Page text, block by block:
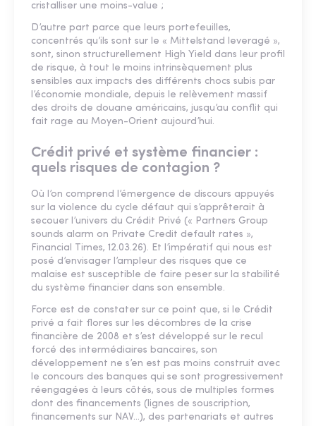
cristalliser une moins-value ;
D’autre part parce que leurs portefeuilles,
concentrés qu’ils sont sur le « Mittelstand leveragé »,
sont, sinon structurellement High Yield dans leur profil
de risque, à tout le moins intrinsèquement plus
sensibles aux impacts des différents chocs subis par
l’économie mondiale, depuis le relèvement massif
des droits de douane américains, jusqu’au conflit qui
fait rage au Moyen-Orient aujourd’hui.
Crédit privé et système financier :
quels risques de contagion ?
Où l’on comprend l’émergence de discours appuyés
sur la violence du cycle défaut qui s’apprêterait à
secouer l’univers du Crédit Privé (« Partners Group
sounds alarm on Private Credit default rates »,
Financial Times, 12.03.26). Et l’impératif qui nous est
posé d’envisager l’ampleur des risques que ce
malaise est susceptible de faire peser sur la stabilité
du système financier dans son ensemble.
Force est de constater sur ce point que, si le Crédit
privé a fait flores sur les décombres de la crise
financière de 2008 et s’est développé sur le recul
forcé des intermédiaires bancaires, son
développement ne s’en est pas moins construit avec
le concours des banques qui se sont progressivement
réengagées à leurs côtés, sous de multiples formes
dont des financements (lignes de souscription,
financements sur NAV…), des partenariats et autres